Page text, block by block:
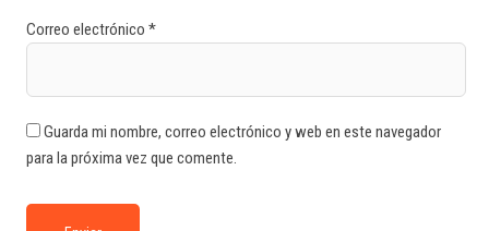
Correo electrónico *
Guarda mi nombre, correo electrónico y web en este navegador
para la próxima vez que comente.